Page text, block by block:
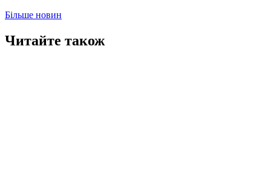
Більше новин
Читайте також